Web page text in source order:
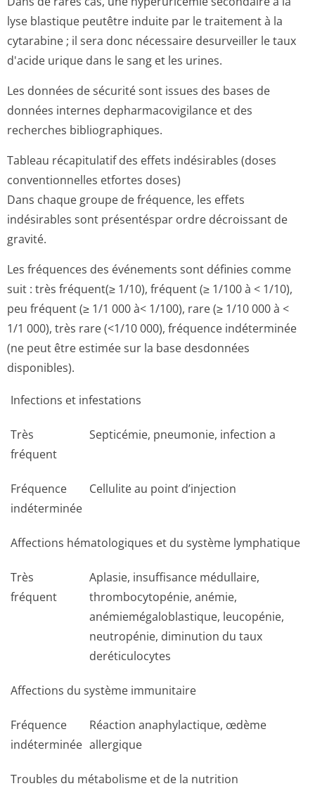
lyse blastique peutêtre induite par le traitement à la
cytarabine ; il sera donc nécessaire desurveiller le taux
d'acide urique dans le sang et les urines.
Les données de sécurité sont issues des bases de
données internes depharmacovigilance et des
recherches bibliographiques.
Tableau récapitulatif des effets indésirables (doses
conventionnelles etfortes doses)
Dans chaque groupe de fréquence, les effets
indésirables sont présentéspar ordre décroissant de
gravité.
Les fréquences des événements sont définies comme
suit : très fréquent(≥ 1/10), fréquent (≥ 1/100 à < 1/10),
peu fréquent (≥ 1/1 000 à< 1/100), rare (≥ 1/10 000 à <
1/1 000), très rare (<1/10 000), fréquence indéterminée
(ne peut être estimée sur la base desdonnées
disponibles).
Infections et infestations
Très
fréquent
Septicémie, pneumonie, infection a
Fréquence
indéterminée
Cellulite au point d’injection
Affections hématologiques et du système lymphatique
Très
fréquent
Aplasie, insuffisance médullaire,
thrombocytopénie, anémie,
anémiemégaloblas­tique, leucopénie,
neutropénie, diminution du taux
deréticulocytes
Affections du système immunitaire
Fréquence
indéterminée
Réaction anaphylactique, œdème
allergique
Troubles du métabolisme et de la nutrition